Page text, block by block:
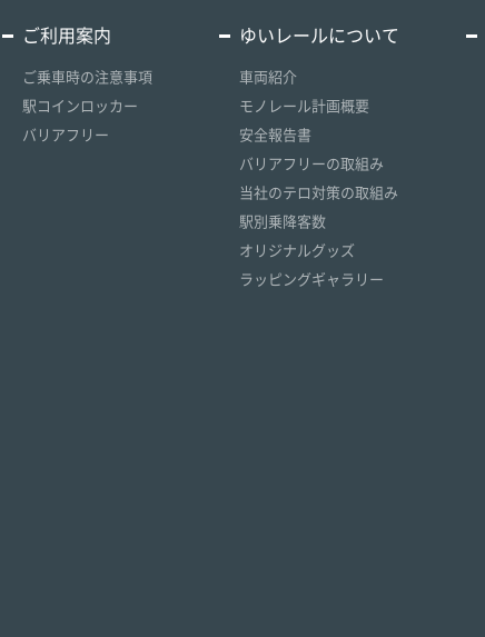
ご利用案内
ご乗車時の注意事項
駅コインロッカー
バリアフリー
ゆいレールについて
車両紹介
モノレール計画概要
安全報告書
バリアフリーの取組み
当社のテロ対策の取組み
駅別乗降客数
オリジナルグッズ
ラッピングギャラリー